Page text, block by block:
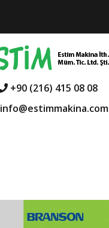
+90 (216) 415 08 08
info@estimmakina.com